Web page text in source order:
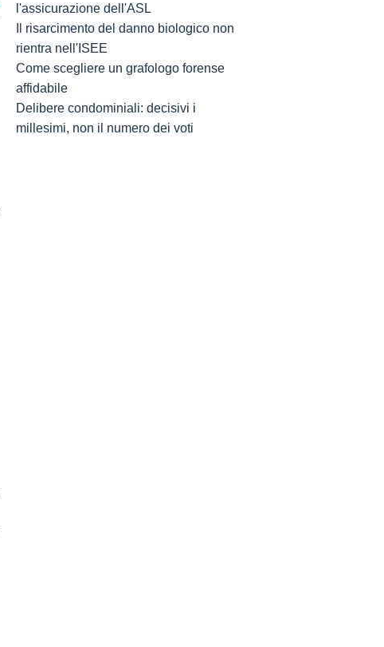
l'assicurazione dell'ASL
Il risarcimento del danno biologico non
rientra nell'ISEE
Come scegliere un grafologo forense
affidabile
Delibere condominiali: decisivi i
millesimi, non il numero dei voti